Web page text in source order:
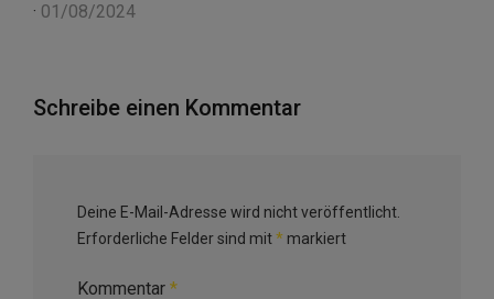
· 01/08/2024
Schreibe einen Kommentar
Deine E-Mail-Adresse wird nicht veröffentlicht.
Erforderliche Felder sind mit* markiert
Kommentar *